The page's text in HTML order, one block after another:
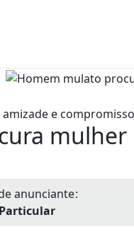
anunciante
Particular